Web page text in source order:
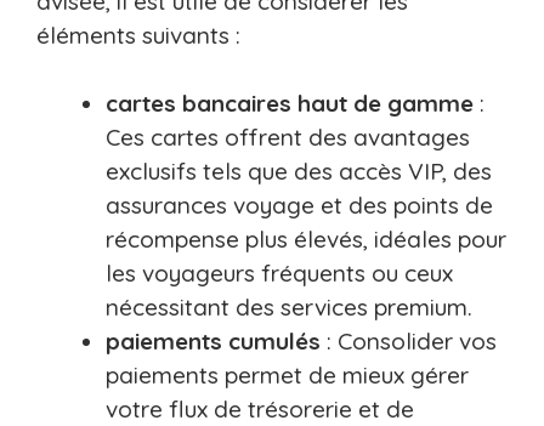
éléments suivants :
cartes bancaires haut de gamme :
Ces cartes offrent des avantages
exclusifs tels que des accès VIP, des
assurances voyage et des points de
récompense plus élevés, idéales pour
les voyageurs fréquents ou ceux
nécessitant des services premium.
paiements cumulés : Consolider vos
paiements permet de mieux gérer
votre flux de trésorerie et de